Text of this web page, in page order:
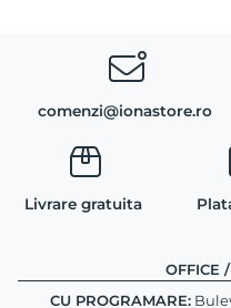
comenzi@ionastore.ro
Livrare gratuita
OFFICE
CU PROGRAMARE: